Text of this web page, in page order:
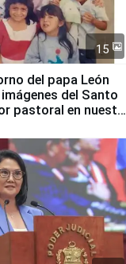
15
del papa León
del Santo
pastoral en nuestro